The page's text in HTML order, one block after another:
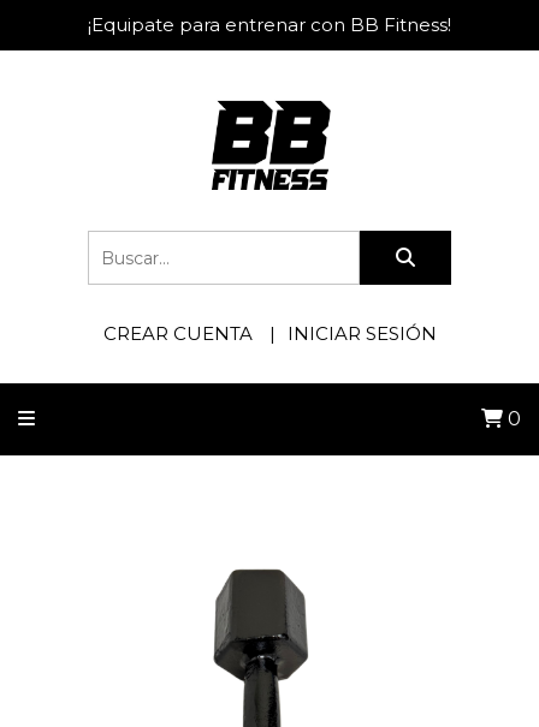
¡Equipate para entrenar con BB Fitness!
CREAR CUENTA INICIAR SESIÓN
0